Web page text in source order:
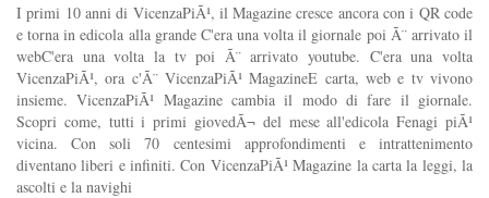
I primi 10 anni di VicenzaPiÃ¹, il Magazine cresce ancora con i QR code
e torna in edicola alla grande C'era una volta il giornale poi Ã¨ arrivato il
webC'era una volta la tv poi Ã¨ arrivato youtube. C'era una volta
VicenzaPiÃ¹, ora c'Ã¨ VicenzaPiÃ¹ MagazineE carta, web e tv vivono
insieme. VicenzaPiÃ¹ Magazine cambia il modo di fare il giornale.
Scopri come, tutti i primi giovedÃ¬ del mese all'edicola Fenagi piÃ¹
vicina. Con soli 70 centesimi approfondimenti e intrattenimento
diventano liberi e infiniti. Con VicenzaPiÃ¹ Magazine la carta la leggi, la
ascolti e la navighi